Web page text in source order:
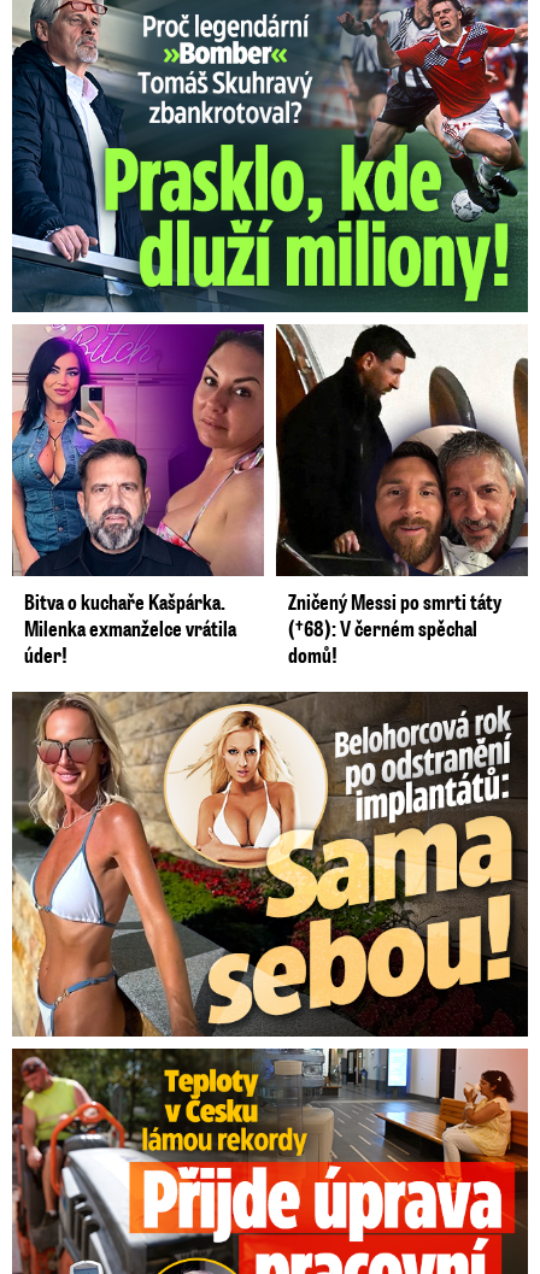
Bitva o kuchaře Kašpárka.
Milenka exmanželce vrátila
úder!
Zničený Messi po smrti táty
(†68): V černém spěchal
domů!
Belohorcová rok po odstranění implantátů: Konečně sama sebou
Teploty v Česku lámou rekordy: Přijde úprava pracovní doby?